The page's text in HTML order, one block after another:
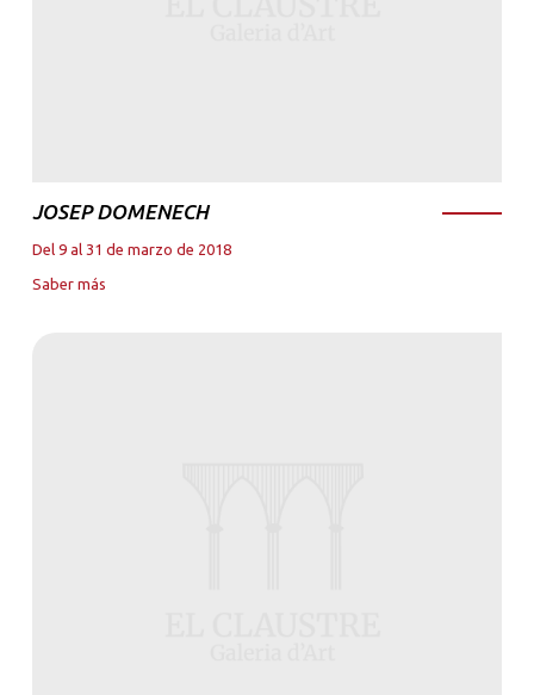
JOSEP DOMENECH
Del 9 al 31 de marzo de 2018
Saber más